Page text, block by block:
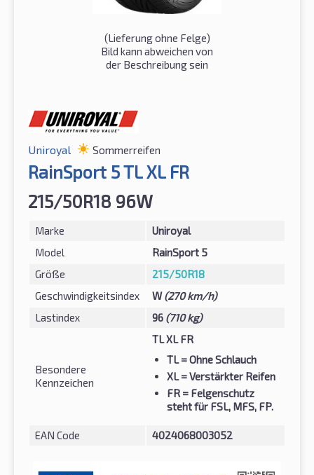
(Lieferung ohne Felge)
Bild kann abweichen von
der Beschreibung sein
Uniroyal Sommerreifen
RainSport 5 TL XL FR
215/50R18 96W
Marke
Uniroyal
Model
RainSport 5
Größe
215/50R18
Geschwindigkeitsindex
W(270 km/h)
Lastindex
96 (710 kg)
Besondere
Kennzeichen
TL XL FR
TL= Ohne Schlauch
XL= Verstärkter Reifen
FR = Felgenschutz
steht für FSL, MFS, FP.
EAN Code 4024068003052